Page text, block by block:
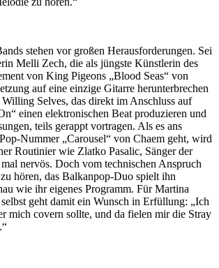
stehen vor großen Herausforderungen. Sei
Melli Zech, die als jüngste Künstlerin des
von King Pigeons „Blood Seas“ von
auf eine einzige Gitarre herunterbrechen
Selves, das direkt im Anschluss auf
einen elektronischen Beat produzieren und
teils gerappt vortragen. Als es ans
Nummer „Carousel“ von Chaem geht, wird
Routinier wie Zlatko Pasalic, Sänger der
nervös. Doch vom technischen Anspruch
hören, das Balkanpop-Duo spielt ihn
wie ihr eigenes Programm. Für Martina
geht damit ein Wunsch in Erfüllung: „Ich
mich covern sollte, und da fielen mir die Stray